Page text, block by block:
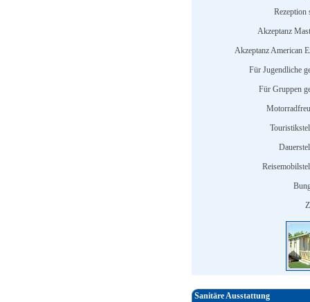
Rezeption
Akzeptanz
Akzeptanz American
Für Jugendliche
Für Gruppen
Sanitäre Ausstattung